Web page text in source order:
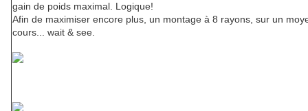
gain de poids maximal. Logique!
Afin de maximiser encore plus, un montage à 8 rayons, sur un
cours... wait & see.